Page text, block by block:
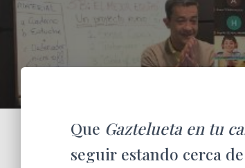
Que Gaztelueta en tu
seguir estando cerca